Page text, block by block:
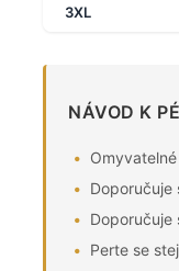
3XL
NÁVOD K
Doporučuje
Doporučuje
Perte se